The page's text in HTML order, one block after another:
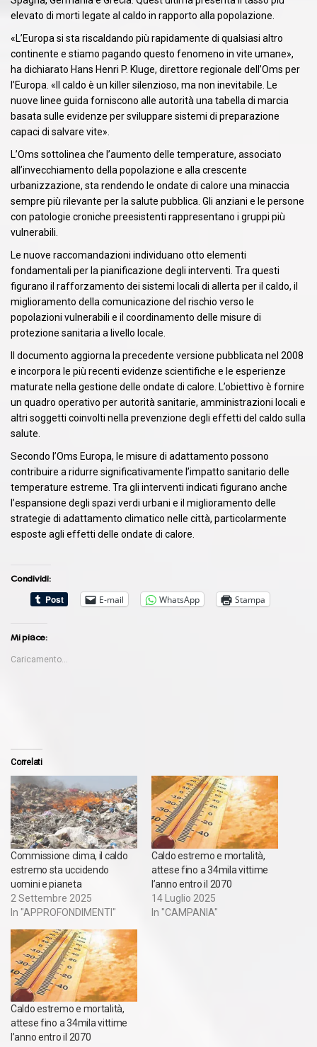
elevato di morti legate al caldo in rapporto alla popolazione.
«L’Europa si sta riscaldando più rapidamente di qualsiasi altro
continente e stiamo pagando questo fenomeno in vite umane»,
ha dichiarato Hans Henri P. Kluge, direttore regionale dell’Oms per
l’Europa. «Il caldo è un killer silenzioso, ma non inevitabile. Le
nuove linee guida forniscono alle autorità una tabella di marcia
basata sulle evidenze per sviluppare sistemi di preparazione
capaci di salvare vite».
L’Oms sottolinea che l’aumento delle temperature, associato
all’invecchiamento della popolazione e alla crescente
urbanizzazione, sta rendendo le ondate di calore una minaccia
sempre più rilevante per la salute pubblica. Gli anziani e le persone
con patologie croniche preesistenti rappresentano i gruppi più
vulnerabili.
Le nuove raccomandazioni individuano otto elementi
fondamentali per la pianificazione degli interventi. Tra questi
figurano il rafforzamento dei sistemi locali di allerta per il caldo, il
miglioramento della comunicazione del rischio verso le
popolazioni vulnerabili e il coordinamento delle misure di
protezione sanitaria a livello locale.
Il documento aggiorna la precedente versione pubblicata nel 2008
e incorpora le più recenti evidenze scientifiche e le esperienze
maturate nella gestione delle ondate di calore. L’obiettivo è fornire
un quadro operativo per autorità sanitarie, amministrazioni locali e
altri soggetti coinvolti nella prevenzione degli effetti del caldo sulla
salute.
Secondo l’Oms Europa, le misure di adattamento possono
contribuire a ridurre significativamente l’impatto sanitario delle
temperature estreme. Tra gli interventi indicati figurano anche
l’espansione degli spazi verdi urbani e il miglioramento delle
strategie di adattamento climatico nelle città, particolarmente
esposte agli effetti delle ondate di calore.
Condividi:
E-mail
WhatsApp Stampa
Mi piace:
Caricamento...
Correlati
Commissione clima, il caldo
estremo sta uccidendo
uomini e pianeta
2 Settembre 2025
In "APPROFONDIMENTI"
Caldo estremo e mortalità,
attese fino a 34mila vittime
l’anno entro il 2070
14 Luglio 2025
In "CAMPANIA"
Caldo estremo e mortalità,
attese fino a 34mila vittime
l’anno entro il 2070